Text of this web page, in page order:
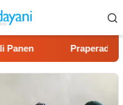
Praperadilan